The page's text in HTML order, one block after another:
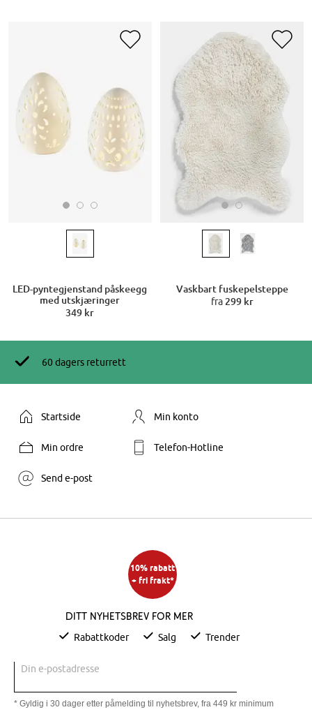
LED-pyntegjenstand påskeegg
med utskjæringer
349 kr
Vaskbart fuskepelsteppe
fra299 kr
60 dagers returrett
Startside Min konto
Min ordre Telefon-Hotline
Send e-post
10% rabatt
+ fri frakt*
Ditt nyhetsbrev for mer
Rabattkoder Salg Trender
Din e-postadresse
* Gyldig i 30 dager etter påmelding til nyhetsbrev, fra 449 kr minimum